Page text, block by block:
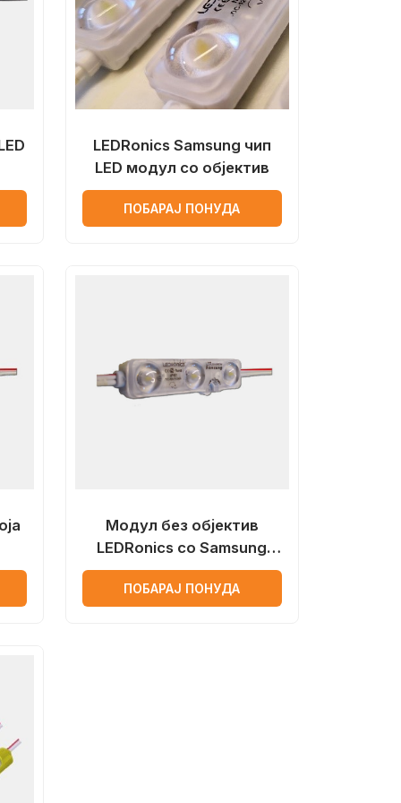
LEDRonics Samsung чип
LED модул со објектив
ПОБАРАЈ ПОНУДА
Модул без објектив
LEDRonics со Samsung
лед чип
ПОБАРАЈ ПОНУДА